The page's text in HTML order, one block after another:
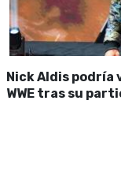
Nick Aldis podría
WWE tras su